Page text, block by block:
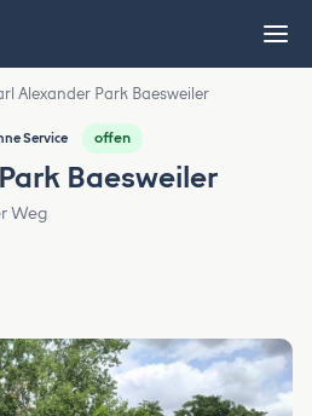
Alexander Park Baesweiler
Service offen
Baesweiler
Weg